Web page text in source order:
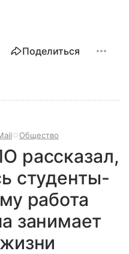
Поделиться
Общество
рассказал,
студенты-
работа
занимает